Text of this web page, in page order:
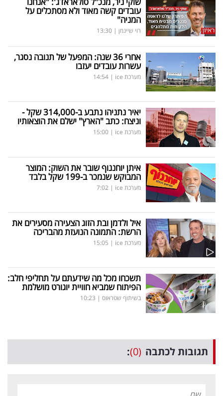
עובדים קשה מאוד ולא מסתכלים על
המניה"
רוי שיינמן |
13:30
אחרי 36 שנה: המפעל של תנובה נסגר,
עשרות עובדים יעזבו
מערכת ice |
14:54
יאיר נתניהו נתבע ב-314,000 שקל -
וניצח: כתב "הארץ" ישלם את הוצאותיו
מערכת ice |
15:00
איתן יוחננוף שובר את השוק: המוצר
המבוקש שנמכר ב-199 שקל בלבד
מערכת ice |
7:02
איל ולדמן ובת הזוג הצעירה מסעירים את
הרשת: התמונה הנועזת מהבריכה
מערכת ice |
15:05
תשכחו מכל מה שידעתם על תחליפי חלב:
הפיתוח שמביא חוויית יוגורט מושלמת
בשיתוף שטראוס |
10:23
תגובות לכתבה (0)
: